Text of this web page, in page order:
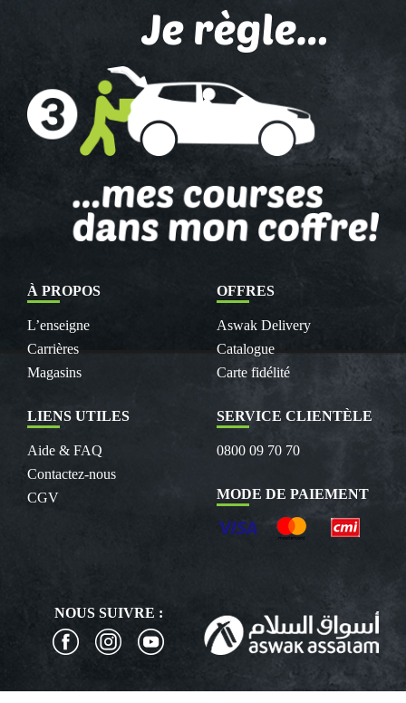
À PROPOS
L’enseigne
Carrières
Magasins
OFFRES
Aswak Delivery
Catalogue
Carte fidélité
LIENS UTILES
Aide & FAQ
Contactez-nous
CGV
SERVICE CLIENTÈLE
0800 09 70 70
MODE DE PAIEMENT
NOUS SUIVRE :